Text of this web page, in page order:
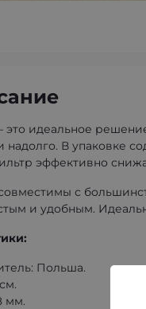
это идеальное
надолго. В упаковке
эффективно
с
и удобным.
Польша.
мм.